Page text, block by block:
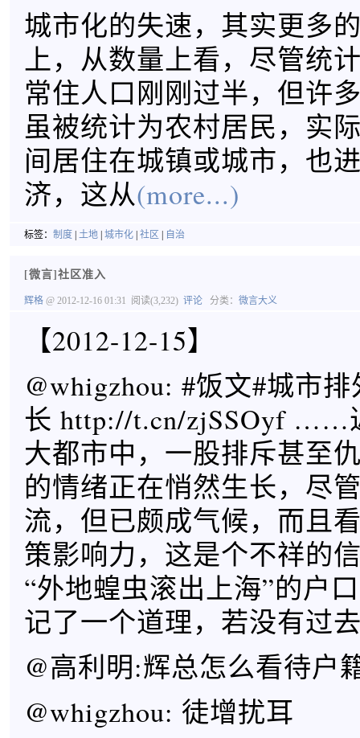
城市化的失速，其实更多
上，从数量上看，尽管统
常住人口刚刚过半，但许
虽被统计为农村居民，实
间居住在城镇或城市，也
济，这从(more...)
标签： 制度 土地 城市化 社区 自治
[微言]社区准入
辉格 @ 2012-12-16 01:31 阅读(3,232) 评论 分类： 微言大义
【2012-12-15】
@whigzhou: #饭文#城市
长 http://t.cn/zjSSOyf ……
大都市中，一股排斥甚至
的情绪正在悄然生长，尽
流，但已颇成气候，而且
策影响力，这是个不祥的
“外地蝗虫滚出上海”的户
记了一个道理，若没有
@高利明:辉总怎么看待户
@whigzhou: 徒增扰耳